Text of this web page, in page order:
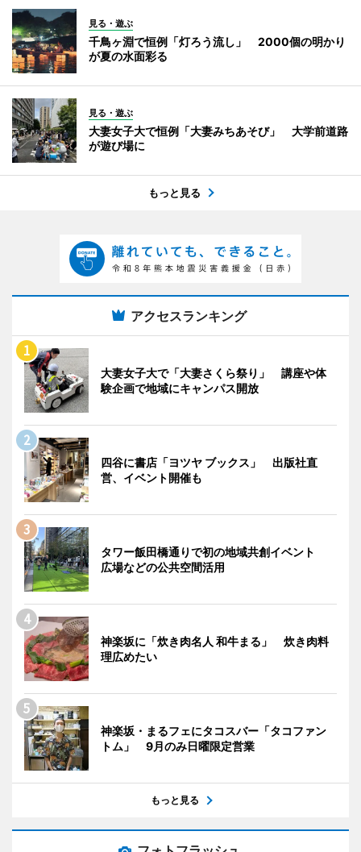
見る・遊ぶ
千鳥ヶ淵で恒例「灯ろう流し」 2000個の明かり
が夏の水面彩る
見る・遊ぶ
大妻女子大で恒例「大妻みちあそび」 大学前道路
が遊び場に
もっと見る
アクセスランキング
大妻女子大で「大妻さくら祭り」 講座や体
験企画で地域にキャンパス開放
四谷に書店「ヨツヤ ブックス」 出版社直
営、イベント開催も
タワー飯田橋通りで初の地域共創イベント
広場などの公共空間活用
神楽坂に「炊き肉名人 和牛まる」 炊き肉料
理広めたい
神楽坂・まるフェにタコスバー「タコファン
トム」 9月のみ日曜限定営業
もっと見る